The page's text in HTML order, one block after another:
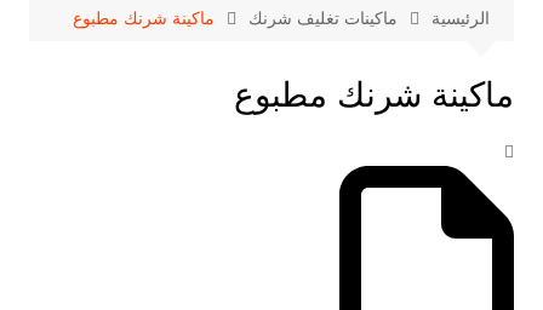
الرئيسية ماكينات تغليف شرنك ماكينة شرنك مطبوع
ماكينة شرنك مطبوع